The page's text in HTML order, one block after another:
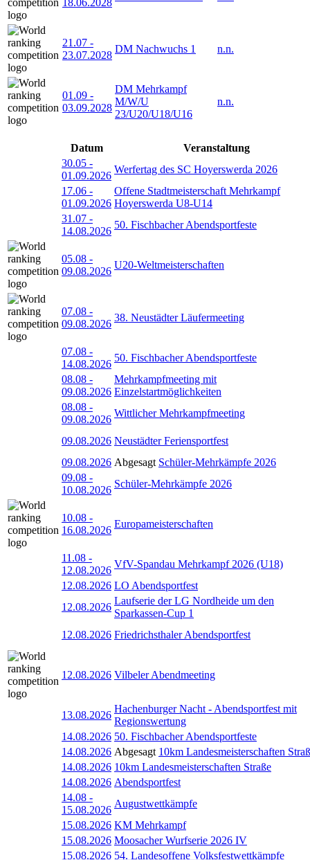
21.07 -
23.07.2028
DM Nachwuchs 1 n.n.
01.09 -
03.09.2028
DM Mehrkampf
M/W/U
23/U20/U18/U16
n.n.
Datum
Veranstaltung
30.05 -
01.09.2026
Werfertag des SC Hoyerswerda 2026
17.06 -
01.09.2026
Offene Stadtmeisterschaft Mehrkampf
Hoyerswerda U8-U14
31.07 -
14.08.2026
50. Fischbacher Abendsportfeste
05.08 -
09.08.2026
U20-Weltmeisterschaften
07.08 -
09.08.2026
38. Neustädter Läufermeeting
07.08 -
14.08.2026
50. Fischbacher Abendsportfeste
08.08 -
09.08.2026
Mehrkampfmeeting mit
Einzelstartmöglichkeiten
08.08 -
09.08.2026
Wittlicher Mehrkampfmeeting
09.08.2026 Neustädter Feriensportfest
09.08.2026 Abgesagt Schüler-Mehrkämpfe 2026
09.08 -
10.08.2026
Schüler-Mehrkämpfe 2026
10.08 -
16.08.2026
Europameisterschaften
11.08 -
12.08.2026
VfV-Spandau Mehrkampf 2026 (U18)
12.08.2026 LO Abendsportfest
12.08.2026
Laufserie der LG Nordheide um den
Sparkassen-Cup 1
12.08.2026 Friedrichsthaler Abendsportfest
12.08.2026 Vilbeler Abendmeeting
13.08.2026
Hachenburger Nacht - Abendsportfest mit
Regionswertung
14.08.2026 50. Fischbacher Abendsportfeste
14.08.2026 Abgesagt 10km Landesmeisterschaften
14.08.2026 10km Landesmeisterschaften Straße
14.08.2026 Abendsportfest
14.08 -
15.08.2026
Augustwettkämpfe
15.08.2026 KM Mehrkampf
15.08.2026 Moosacher Wurfserie 2026 IV
15.08.2026 54. Landesoffene Volksfestwettkämpfe